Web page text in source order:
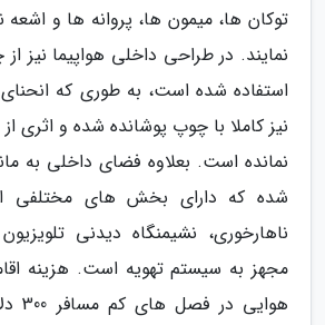
توکان ها، میمون ها، پروانه ها و اشعه
نمایند. در طراحی داخلی هواپیما نیز
استفاده شده است، به طوری که
نیز کاملا با چوپ پوشانده شده و اثری از
نمانده است. بعلاوه فضای داخلی به
شده که دارای بخش های مختلفی
ناهارخوری، نشیمنگاه دیدنی
مجهز به سیستم تهویه است. هزینه